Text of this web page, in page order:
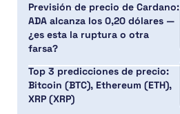
Previsión de precio de Cardano:
ADA alcanza los 0,20 dólares —
¿es esta la ruptura o otra
farsa?
Top 3 predicciones de precio:
Bitcoin (BTC), Ethereum (ETH),
XRP (XRP)